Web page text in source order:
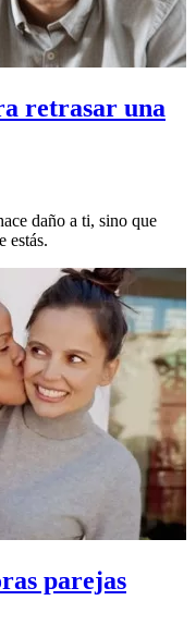
retrasar una
daño a ti, sino que
estás.
parejas